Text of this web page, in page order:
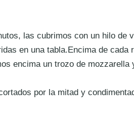
las cubrimos con un hilo de
en una tabla.Encima de cada
encima un trozo de
por la mitad y